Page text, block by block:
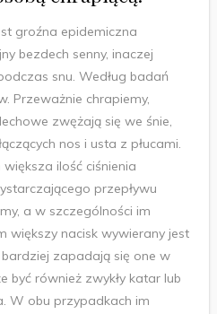
groźna epidemiczna
bezdech senny, inaczej
snu. Według badań
Przeważnie chrapiemy,
zwężają się we śnie,
nos i usta z płucami.
ilość ciśnienia
przepływu
a w szczególności im
większy nacisk wywierany jest
zapadają się one w
być również zwykły katar lub
W obu przypadkach im